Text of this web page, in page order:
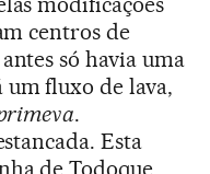
centros de
só havia uma
fluxo de lava,
.
Esta
de Todoque